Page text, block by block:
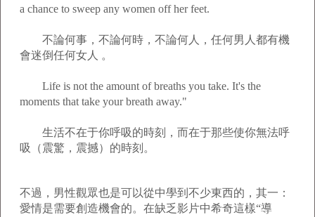
a chance to sweep any women off her feet.
不論何事，不論何時，不論何人，任何男人都有機
會迷倒任何女人 。
Life is not the amount of breaths you take. It's the
moments that take your breath away."
生活不在于你呼吸的時刻，而在于那些使你無法呼
吸（震驚，震撼）的時刻。
不過，男性觀眾也是可以從中學到不少東西的，其一：
愛情是需要創造機會的。在缺乏影片中希奇這樣“導